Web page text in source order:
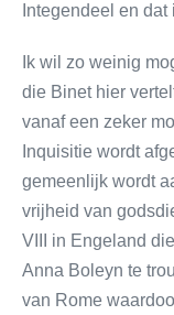
Integendeel en
Ik wil zo weinig
die Binet hier
vanaf een zeker
Inquisitie wordt
gemeenlijk wordt
vrijheid van
VIII in Engeland
Anna Boleyn te
van Rome